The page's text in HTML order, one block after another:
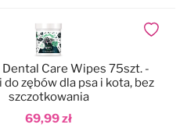
69,99 zł
Care Wipes 75szt. -
zębów dla psa i kota, bez
szczotkowania
Dodaj